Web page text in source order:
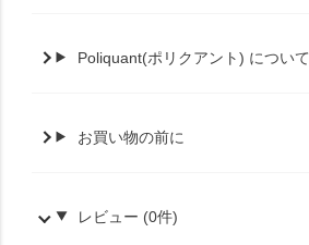
Poliquant(ポリクアント) について
お買い物の前に
レビュー (0件)